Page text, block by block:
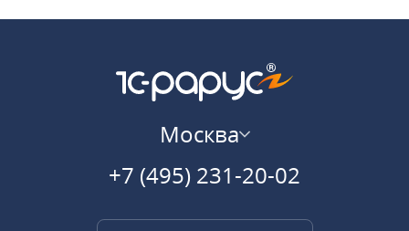
Москва
+7 (495) 231-20-02